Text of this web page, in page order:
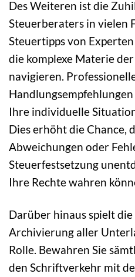
Des Weiteren ist die
Steuerberaters in vielen
Steuertipps von
die komplexe Materie
navigieren.
Ihre individuelle
Dies erhöht die Chance,
Abweichungen oder
Steuerfestsetzung
Ihre Rechte wahren
Darüber hinaus spielt
Archivierung aller
Rolle. Bewahren Sie
den Schriftverkehr mit